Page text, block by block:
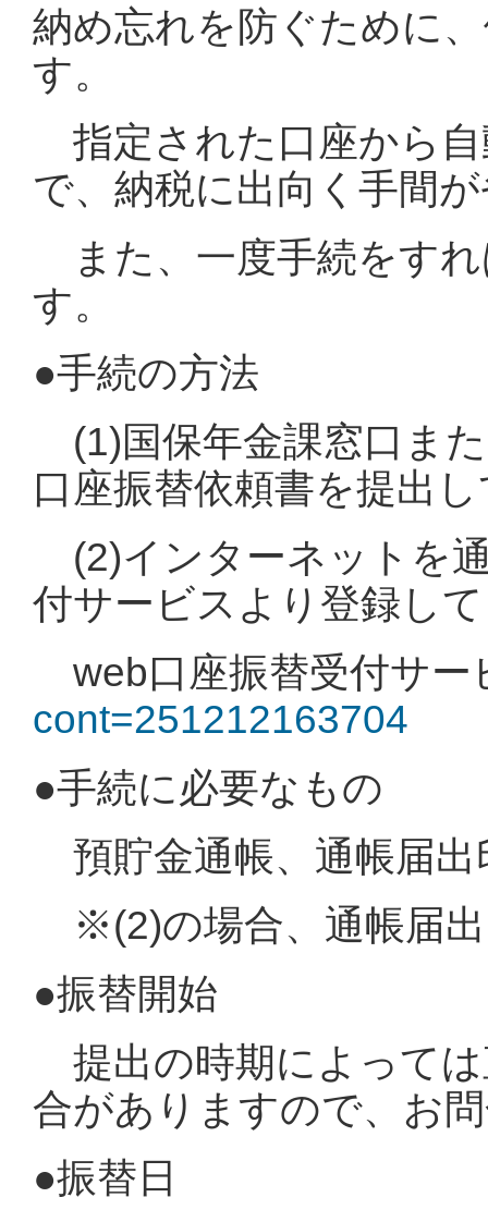
納め忘れを防ぐために
す。
指定された口座から
で、納税に出向く手間
また、一度手続をす
す。
●手続の方法
(1)国保年金課窓口ま
口座振替依頼書を提出
(2)インターネットを
付サービスより登録し
web口座振替受付サー
cont=251212163704
●手続に必要なもの
預貯金通帳、通帳届出
※(2)の場合、通帳届
●振替開始
提出の時期によって
合がありますので、お
●振替日